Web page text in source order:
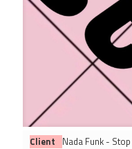
Client Nada Funk - Stop